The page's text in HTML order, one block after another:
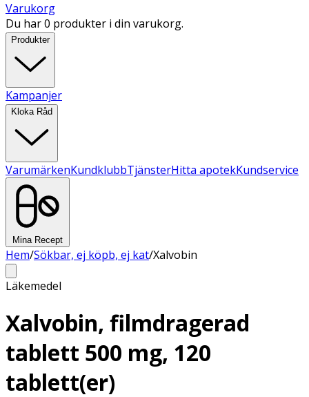
Varukorg
Du har 0 produkter i din varukorg.
Produkter
Kampanjer
Kloka Råd
VarumärkenKundklubbTjänsterHitta apotekKundservice
Mina Recept
Hem/Sökbar, ej köpb, ej kat/Xalvobin
Läkemedel
Xalvobin, filmdragerad
tablett 500 mg, 120
tablett(er)